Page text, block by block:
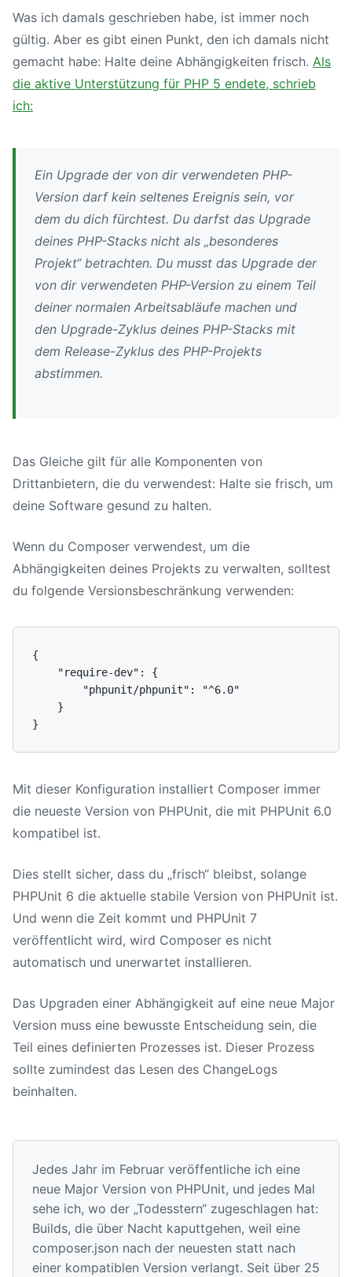
Was ich damals geschrieben habe, ist immer noch
gültig. Aber es gibt einen Punkt, den ich damals nicht
gemacht habe: Halte deine Abhängigkeiten frisch. Als
die aktive Unterstützung für PHP 5 endete, schrieb
ich:
Ein Upgrade der von dir verwendeten PHP-
Version darf kein seltenes Ereignis sein, vor
dem du dich fürchtest. Du darfst das Upgrade
deines PHP-Stacks nicht als „besonderes
Projekt“ betrachten. Du musst das Upgrade der
von dir verwendeten PHP-Version zu einem Teil
deiner normalen Arbeitsabläufe machen und
den Upgrade-Zyklus deines PHP-Stacks mit
dem Release-Zyklus des PHP-Projekts
abstimmen.
Das Gleiche gilt für alle Komponenten von
Drittanbietern, die du verwendest: Halte sie frisch, um
deine Software gesund zu halten.
Wenn du Composer verwendest, um die
Abhängigkeiten deines Projekts zu verwalten, solltest
du folgende Versionsbeschränkung verwenden:
{
    "require-dev": {
        "phpunit/phpunit": "^6.0"
    }
Mit dieser Konfiguration installiert Composer immer
die neueste Version von PHPUnit, die mit PHPUnit 6.0
kompatibel ist.
Dies stellt sicher, dass du „frisch“ bleibst, solange
PHPUnit 6 die aktuelle stabile Version von PHPUnit ist.
Und wenn die Zeit kommt und PHPUnit 7
veröffentlicht wird, wird Composer es nicht
automatisch und unerwartet installieren.
Das Upgraden einer Abhängigkeit auf eine neue Major
Version muss eine bewusste Entscheidung sein, die
Teil eines definierten Prozesses ist. Dieser Prozess
sollte zumindest das Lesen des ChangeLogs
beinhalten.
Jedes Jahr im Februar veröffentliche ich eine
neue Major Version von PHPUnit, und jedes Mal
sehe ich, wo der „Todesstern“ zugeschlagen hat:
Builds, die über Nacht kaputtgehen, weil eine
composer.json nach der neuesten statt nach
einer kompatiblen Version verlangt. Seit über 25